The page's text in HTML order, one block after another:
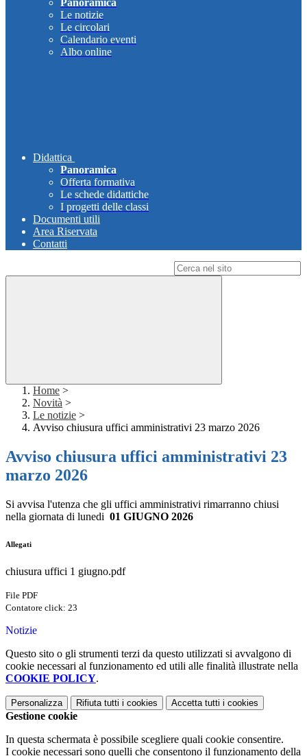
Panoramica
Le notizie
Le circolari
Calendario eventi
Albo online
Didattica
Panoramica
Offerta formativa
Le schede didattiche
I progetti delle classi
Documenti utili
Area Riservata
Contatti
Home >
Novità >
Le notizie >
Avviso chiusura uffici amministrativi 23 marzo 2026
Avviso chiusura uffici amministrativi 23
marzo 2026
Si avvisa l'utenza che gli uffici amministrativi rimarranno chiusi
nella giornata di lunedi 01 GIUGNO 2026
Allegati
chiusura uffici 1 giugno.pdf
File PDF
Contatore click: 23
Notizie
Questo sito o gli strumenti terzi da questo utilizzati si avvalgono di
cookie necessari al funzionamento ed utili alle finalità illustrate nella
COOKIE POLICY.
Personalizza Rifiuta tutti i cookies Accetta tutti i cookies
Gestione cookie
In questa schermata è possibile scegliere quali cookie consentire.
I cookie necessari sono quelli che consentono il funzionamento della